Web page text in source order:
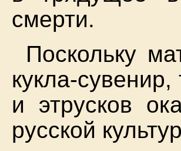
смерти.
Поскольку
кукла-
и этрусков
русской